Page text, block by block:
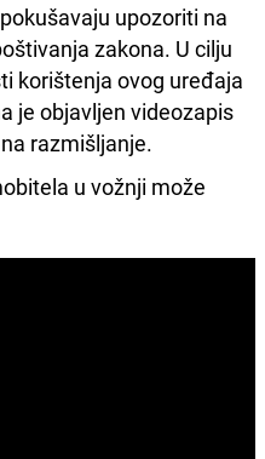
upozoriti na
zakona. U cilju
korištenja ovog uređaja
je objavljen videozapis
razmišljanje.
u vožnji može